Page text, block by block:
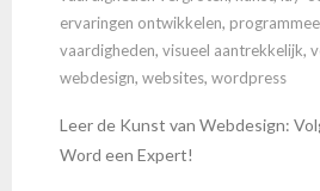
ervaringen ontwikkelen,
vaardigheden, visueel aantrekkelijk,
webdesign, websites, wordpress
Leer de Kunst van Webdesign:
Word een Expert!